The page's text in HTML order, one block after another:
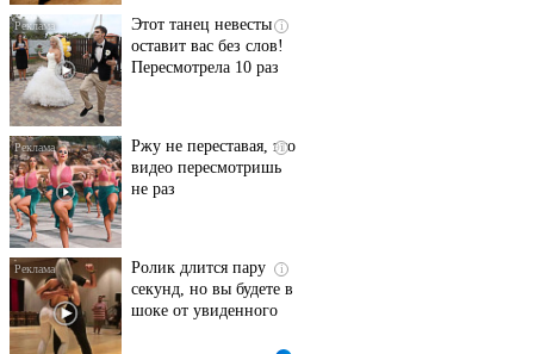
i
Этот танец невесты
оставит вас без слов!
Пересмотрела 10 раз
i
Ржу не переставая, это
видео пересмотришь
не раз
i
Ролик длится пару
секунд, но вы будете в
шоке от увиденного